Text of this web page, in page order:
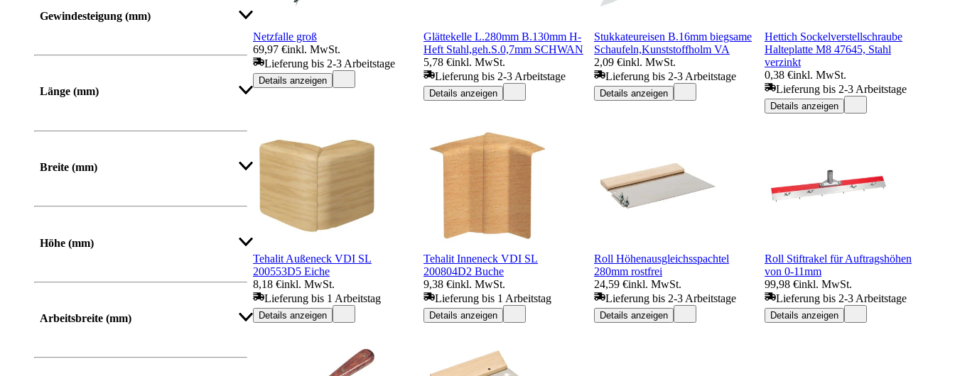
Gewindesteigung (mm)
Länge (mm)
Von Bis
Breite (mm)
Von Bis
Höhe (mm)
Von Bis
Arbeitsbreite (mm)
Netzfalle groß
69,97 €inkl. MwSt.
Lieferung bis 2-3 Arbeitstage
Details anzeigen
Glättekelle L.280mm B.130mm H-
Heft Stahl,geh.S.0,7mm SCHWAN
5,78 €inkl. MwSt.
Lieferung bis 2-3 Arbeitstage
Details anzeigen
Stukkateureisen B.16mm biegsame
Schaufeln,Kunststoffholm VA
2,09 €inkl. MwSt.
Lieferung bis 2-3 Arbeitstage
Details anzeigen
Hettich Sockelverstellschraube
Halteplatte M8 47645, Stahl
verzinkt
0,38 €inkl. MwSt.
Lieferung bis 2-3 Arbeitstage
Details anzeigen
Tehalit Außeneck VDI SL
200553D5 Eiche
8,18 €inkl. MwSt.
Lieferung bis 1 Arbeitstag
Details anzeigen
Tehalit Inneneck VDI SL
200804D2 Buche
9,38 €inkl. MwSt.
Lieferung bis 1 Arbeitstag
Details anzeigen
Roll Höhenausgleichsspachtel
280mm rostfrei
24,59 €inkl. MwSt.
Lieferung bis 2-3 Arbeitstage
Details anzeigen
Roll Stiftrakel für Auftragshöhen
von 0-11mm
99,98 €inkl. MwSt.
Lieferung bis 2-3 Arbeitstage
Details anzeigen